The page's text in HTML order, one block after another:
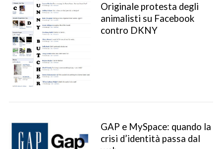
Originale protesta degli
animalisti su Facebook
contro DKNY
GAP e MySpace: quando la
crisi d’identità passa dal
S
c
h